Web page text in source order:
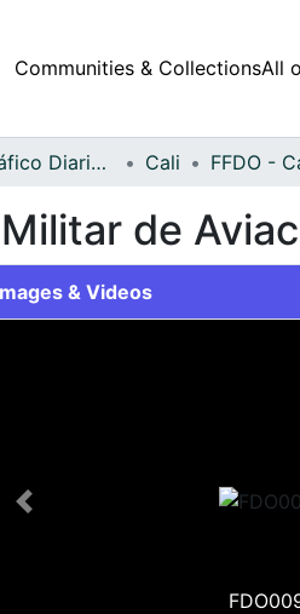
Communities & CollectionsAll
Fondo Fotográfico Diario Occidente Cali FFDO -
de
& Videos
Previous